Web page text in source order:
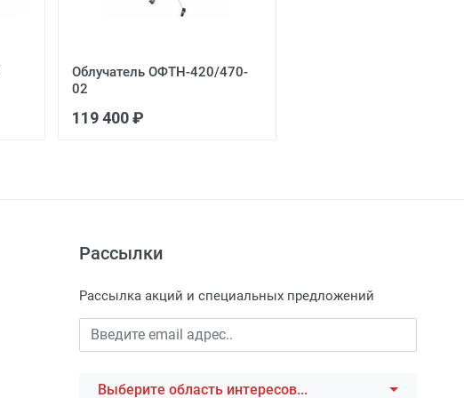
Облучатель ОФТН-420/470-
02
119 400 ₽
Рассылки
Рассылка акций и специальных предложений
Выберите область интересов...